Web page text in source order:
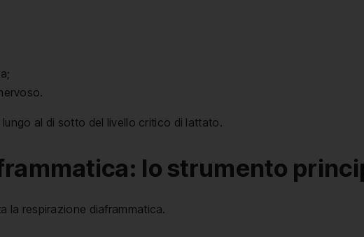
al di sotto del livello critico di lattato.
lo strumento
la respirazione diaframmatica.